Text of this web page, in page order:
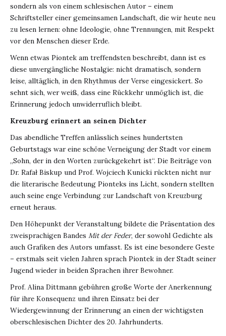
sondern als von einem schlesischen Autor – einem
Schriftsteller einer gemeinsamen Landschaft, die wir heute neu
zu lesen lernen: ohne Ideologie, ohne Trennungen, mit Respekt
vor den Menschen dieser Erde.
Wenn etwas Piontek am treffendsten beschreibt, dann ist es
diese unvergängliche Nostalgie: nicht dramatisch, sondern
leise, alltäglich, in den Rhythmus der Verse eingesickert. So
sehnt sich, wer weiß, dass eine Rückkehr unmöglich ist, die
Erinnerung jedoch unwiderruflich bleibt.
Kreuzburg erinnert an seinen Dichter
Das abendliche Treffen anlässlich seines hundertsten
Geburtstags war eine schöne Verneigung der Stadt vor einem
„Sohn, der in den Worten zurückgekehrt ist“. Die Beiträge von
Dr. Rafał Biskup und Prof. Wojciech Kunicki rückten nicht nur
die literarische Bedeutung Pionteks ins Licht, sondern stellten
auch seine enge Verbindung zur Landschaft von Kreuzburg
erneut heraus.
Den Höhepunkt der Veranstaltung bildete die Präsentation des
zweisprachigen Bandes Mit der Feder, der sowohl Gedichte als
auch Grafiken des Autors umfasst. Es ist eine besondere Geste
– erstmals seit vielen Jahren sprach Piontek in der Stadt seiner
Jugend wieder in beiden Sprachen ihrer Bewohner.
Prof. Alina Dittmann gebühren große Worte der Anerkennung
für ihre Konsequenz und ihren Einsatz bei der
Wiedergewinnung der Erinnerung an einen der wichtigsten
oberschlesischen Dichter des 20. Jahrhunderts.